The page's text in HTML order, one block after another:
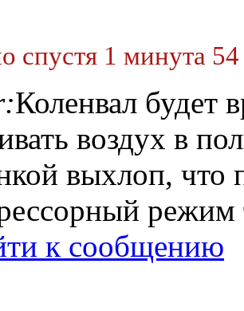
спустя 1 минута
Коленвал будет
воздух в
выхлоп,
режим
к сообщению